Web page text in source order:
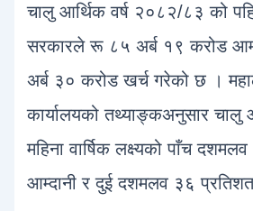
c
e
b
o
o
k
s
s
e
n
g
er
p
चालु आर्थिक वर्ष २०८२/८३ को
सरकारले रू ८५ अर्ब १९ करोड
अर्ब ३० करोड खर्च गरेको छ ।
कार्यालयको तथ्याङ्कअनुसार चालु
महिना वार्षिक लक्ष्यको पाँच
आम्दानी र दुई दशमलव ३६